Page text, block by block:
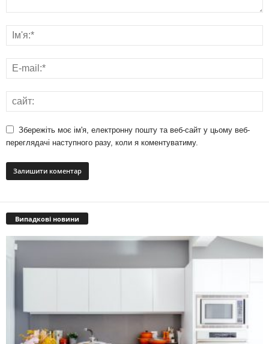
Збережіть моє ім'я, електронну пошту та веб-сайт у цьому веб-
переглядачі наступного разу, коли я коментуватиму.
Випадкові новини